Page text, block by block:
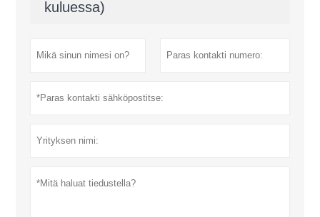
kuluessa)